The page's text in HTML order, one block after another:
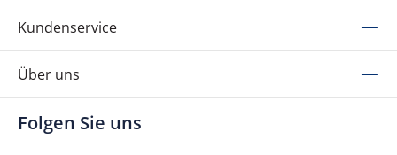
Kundenservice
Über uns
Folgen Sie uns